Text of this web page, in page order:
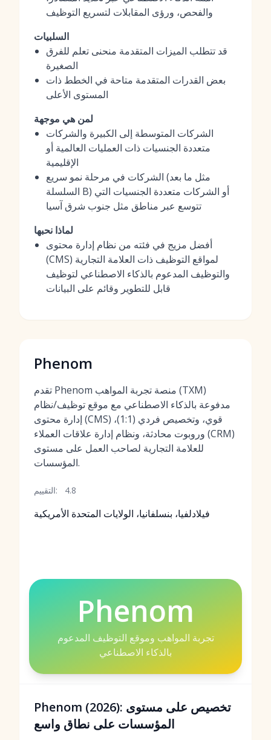
والفحص، ورؤى المقابلات لتسريع التوظيف
السلبيات
قد تتطلب الميزات المتقدمة منحنى تعلم للفرق
الصغيرة
بعض القدرات المتقدمة متاحة في الخطط ذات
المستوى الأعلى
لمن هي موجهة
الشركات المتوسطة إلى الكبيرة والشركات
متعددة الجنسيات ذات العمليات العالمية أو
الإقليمية
الشركات في مرحلة نمو سريع (مثل ما بعد
السلسلة B) أو الشركات متعددة الجنسيات التي
تتوسع عبر مناطق مثل جنوب شرق آسيا
لماذا نحبها
أفضل مزيج في فئته من نظام إدارة محتوى
(CMS) لمواقع التوظيف ذات العلامة التجارية
والتوظيف المدعوم بالذكاء الاصطناعي لتوظيف
قابل للتطوير وقائم على البيانات
Phenom
تقدم Phenom منصة تجربة المواهب (TXM)
مدفوعة بالذكاء الاصطناعي مع موقع توظيف/نظام
إدارة محتوى (CMS) قوي، وتخصيص فردي (1:1)،
وروبوت محادثة، ونظام إدارة علاقات العملاء (CRM)
للعلامة التجارية لصاحب العمل على مستوى
المؤسسات.
التقييم: 4.8
فيلادلفيا، بنسلفانيا، الولايات المتحدة الأمريكية
Phenom
تجربة المواهب وموقع التوظيف المدعوم
بالذكاء الاصطناعي
Phenom (2026): تخصيص على مستوى
المؤسسات على نطاق واسع